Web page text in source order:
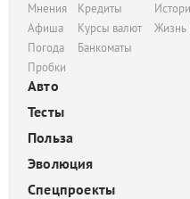
Мнения
Афиша
Погода
Пробки
Кредиты
Курсы валют
Банкоматы
Жизнь
Авто
Тесты
Польза
Эволюция
Спецпроекты